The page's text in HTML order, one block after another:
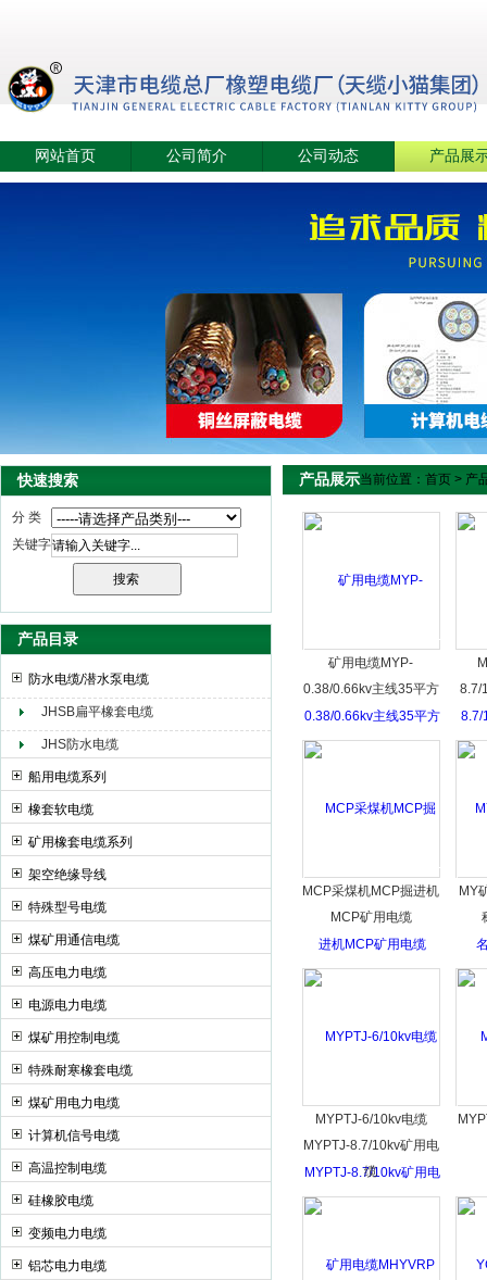
天津市电缆总厂橡塑电缆厂（天缆小猫集团）
网站首页 公司简介 公司动态 产品展
快速搜索
分 类
关键字
产品目录
防水电缆/潜水泵电缆
JHSB扁平橡套电缆
JHS防水电缆
船用电缆系列
橡套软电缆
矿用橡套电缆系列
架空绝缘导线
特殊型号电缆
煤矿用通信电缆
高压电力电缆
电源电力电缆
煤矿用控制电缆
特殊耐寒橡套电缆
煤矿用电力电缆
计算机信号电缆
高温控制电缆
硅橡胶电缆
变频电力电缆
铝芯电力电缆
产品展示当前位置： 首页 > 产
矿用电缆MYP-
0.38/0.66kv主线35平方
8.7/
MCP采煤机MCP掘进机
MCP矿用电缆
MY
MYPTJ-6/10kv电缆
MYPTJ-8.7/10kv矿用电
缆